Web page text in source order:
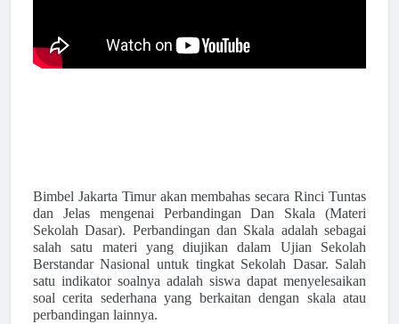
Bimbel Jakarta Timur akan membahas secara Rinci Tuntas
dan Jelas mengenai Perbandingan Dan Skala (Materi
Sekolah Dasar). Perbandingan dan Skala adalahsebagai
salah satu materi yang diujikan dalam Ujian Sekolah
Berstandar Nasional untuk tingkat Sekolah Dasar. Salah
satu indikator soalnya adalah siswa dapat menyelesaikan
soal cerita sederhana yang berkaitan dengan skala atau
perbandingan lainnya.